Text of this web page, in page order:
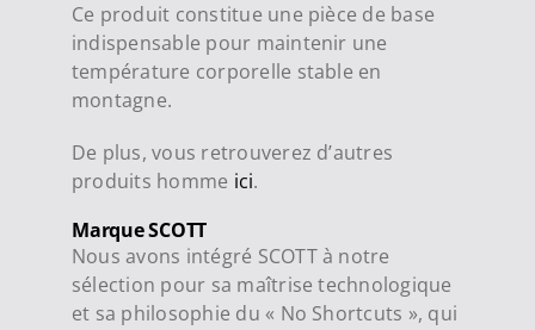
Ce produit constitue une pièce de base
indispensable pour maintenir une
température corporelle stable en
montagne.
De plus, vous retrouverez d’autres
produits homme ici.
Marque SCOTT
Nous avons intégré SCOTT à notre
sélection pour sa maîtrise technologique
et sa philosophie du « No Shortcuts », qui